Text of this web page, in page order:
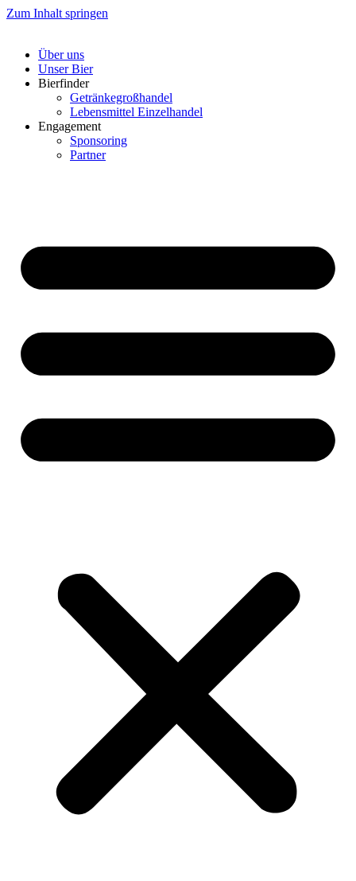
Zum Inhalt springen
Über uns
Unser Bier
Bierfinder
Getränkegroßhandel
Lebensmittel Einzelhandel
Engagement
Sponsoring
Partner